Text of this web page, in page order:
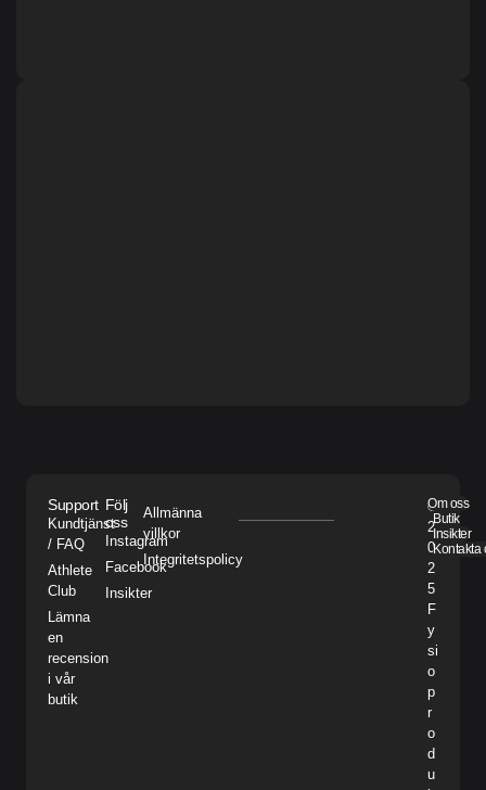
Support
Kundtjänst
/ FAQ
Athlete
Club
Lämna
en
recension
i vår
butik
Följ
oss
Instagram
Facebook
Insikter
Allmänna
villkor
Integritetspolicy
©
2
0
2
5
F
y
si
o
p
r
o
d
u
Om oss
Butik
Insikter
Kontakta